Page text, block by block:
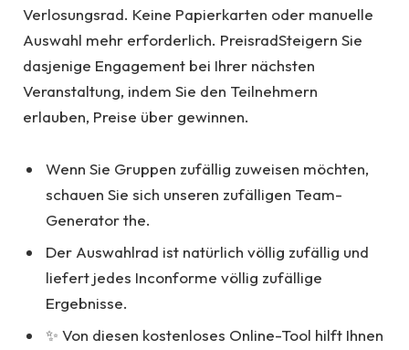
Verlosungsrad. Keine Papierkarten oder manuelle
Auswahl mehr erforderlich. PreisradSteigern Sie
dasjenige Engagement bei Ihrer nächsten
Veranstaltung, indem Sie den Teilnehmern
erlauben, Preise über gewinnen.
Wenn Sie Gruppen zufällig zuweisen möchten,
schauen Sie sich unseren zufälligen Team-
Generator the.
Der Auswahlrad ist natürlich völlig zufällig und
liefert jedes Inconforme völlig zufällige
Ergebnisse.
✨ Von diesen kostenloses Online-Tool hilft Ihnen